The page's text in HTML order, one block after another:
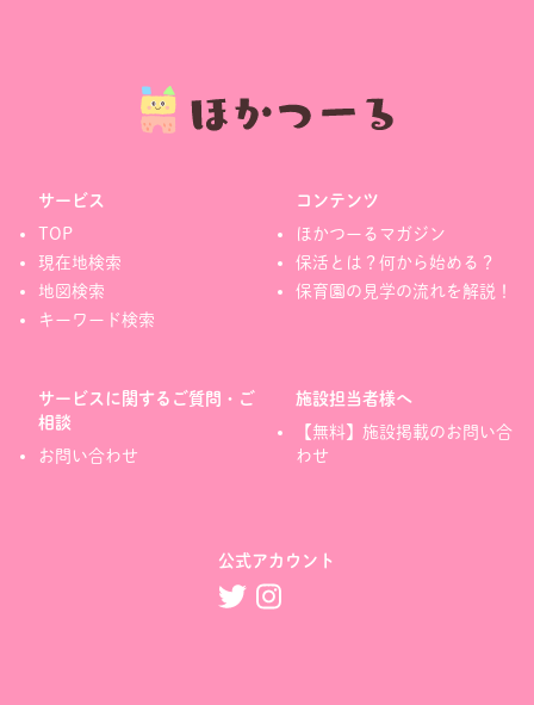
サービス
TOP
現在地検索
地図検索
キーワード検索
コンテンツ
ほかつーるマガジン
保活とは？何から始める？
保育園の見学の流れを解説！
サービスに関するご質問・ご
相談
お問い合わせ
施設担当者様へ
【無料】施設掲載のお問い合
わせ
公式アカウント